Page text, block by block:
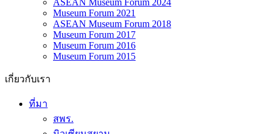
Museum Forum 2021
ASEAN Museum Forum 2018
Museum Forum 2017
Museum Forum 2016
Museum Forum 2015
เกี่ยวกับเรา
ที่มา
สพร.